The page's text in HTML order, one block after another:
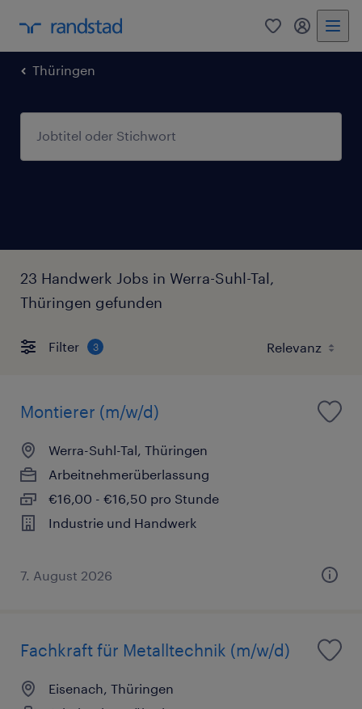
0 Mein
Thüringen
23 Handwerk Jobs in Werra-Suhl-Tal,
Thüringen gefunden
Filter 3
Montierer (m/w/d)
Werra-Suhl-Tal, Thüringen
Arbeitnehmerüberlassung
€16,00 - €16,50 pro Stunde
Industrie und Handwerk
7. August 2026
Fachkraft für Metalltechnik (m/w/d)
Eisenach, Thüringen